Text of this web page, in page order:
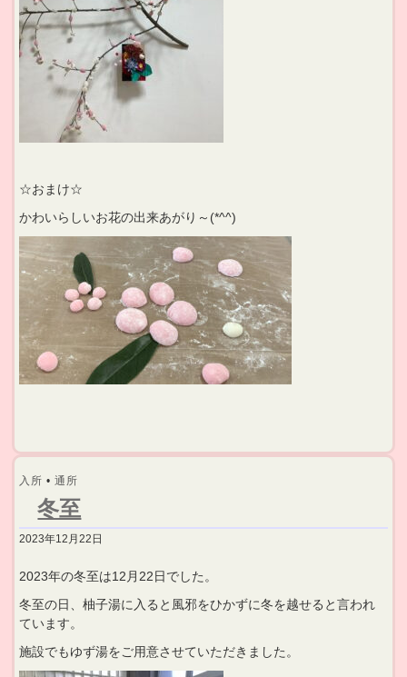
☆おまけ☆
かわいらしいお花の出来あがり～(*^^)
入所 •通所
冬至
2023年12月22日
2023年の冬至は12月22日でした。
冬至の日、柚子湯に入ると風邪をひかずに冬を越せると言われ
ています。
施設でもゆず湯をご用意させていただきました。